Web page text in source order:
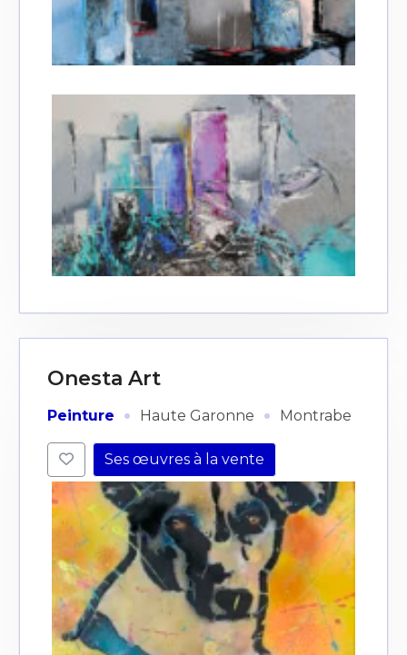
Statut / Organisation
J'accepte lestermes et conditions
* Champ obligatoire
Adresse email*
Prénom
Statut / Organisation
J'accepte lestermes et conditions
Onesta Art
Peinture · Haute Garonne · Montrabe
Ses œuvres à la vente